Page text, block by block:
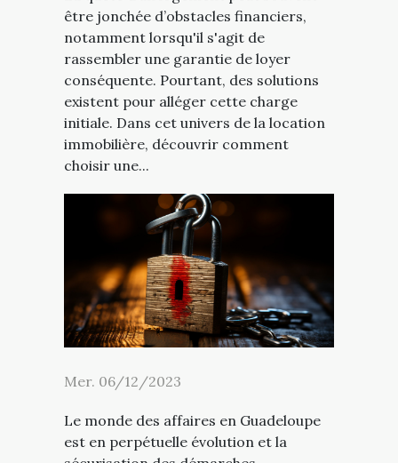
être jonchée d’obstacles financiers,
notamment lorsqu'il s'agit de
rassembler une garantie de loyer
conséquente. Pourtant, des solutions
existent pour alléger cette charge
initiale. Dans cet univers de la location
immobilière, découvrir comment
choisir une...
Mer. 06/12/2023
Le monde des affaires en Guadeloupe
est en perpétuelle évolution et la